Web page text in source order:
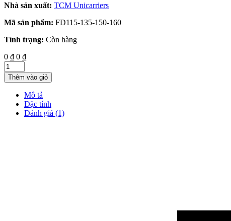
Nhà sản xuất: TCM Unicarriers
Mã sản phẩm: FD115-135-150-160
Tình trạng: Còn hàng
0 ₫ 0 ₫
Thêm vào giỏ
Mô tả
Đặc tính
Đánh giá (1)